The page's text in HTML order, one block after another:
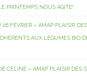
PRINTEMPS NOUS AGITE!
26 FÉVRIER « AMAP PLAISIR
AUX LÉGUMES BIO
CÉLINE « AMAP PLAISIR DES